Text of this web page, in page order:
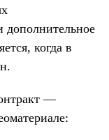
дополнительное
когда в
—